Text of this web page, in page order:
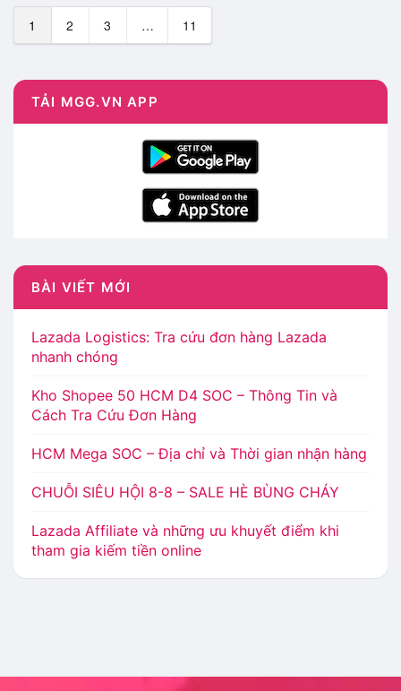
1 2 3 … 11
TẢI MGG.VN APP
BÀI VIẾT MỚI
Lazada Logistics: Tra cứu đơn hàng Lazada
nhanh chóng
Kho Shopee 50 HCM D4 SOC – Thông Tin và
Cách Tra Cứu Đơn Hàng
HCM Mega SOC – Địa chỉ và Thời gian nhận hàng
CHUỖI SIÊU HỘI 8-8 – SALE HÈ BÙNG CHÁY
Lazada Affiliate và những ưu khuyết điểm khi
tham gia kiếm tiền online